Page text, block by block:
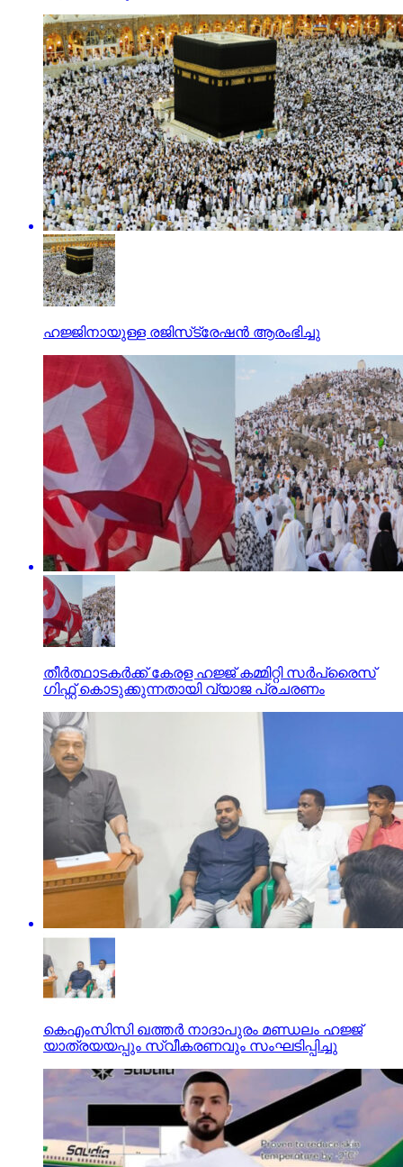
ഹജ്ജിനായുള്ള രജിസ്‌ട്രേഷന്‍ ആരംഭിച്ചു
തീര്‍ത്ഥാടകര്‍ക്ക് കേരള ഹജ്ജ് കമ്മിറ്റി സര്‍പ്രൈസ്
ഗിഫ്റ്റ് കൊടുക്കുന്നതായി വ്യാജ പ്രചരണം
കെഎംസിസി ഖത്തർ നാദാപുരം മണ്ഡലം ഹജ്ജ്
യാത്രയയപ്പും സ്വീകരണവും സംഘടിപ്പിച്ചു